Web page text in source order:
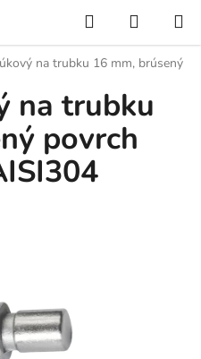
Hľadať
KOŠÍK
na trubku 16 mm, brúsený
na trubku
povrch